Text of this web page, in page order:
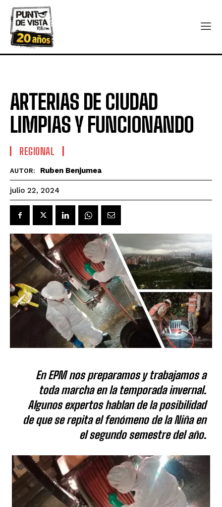
ARTERIAS DE CIUDAD
LIMPIAS Y FUNCIONANDO
REGIONAL
AUTOR: Ruben Benjumea
julio 22, 2024
En EPM nos preparamos y trabajamos a
toda marcha en la temporada invernal.
Algunos expertos hablan de la posibilidad
de que se repita el fenómeno de la Niña en
el segundo semestre del año.